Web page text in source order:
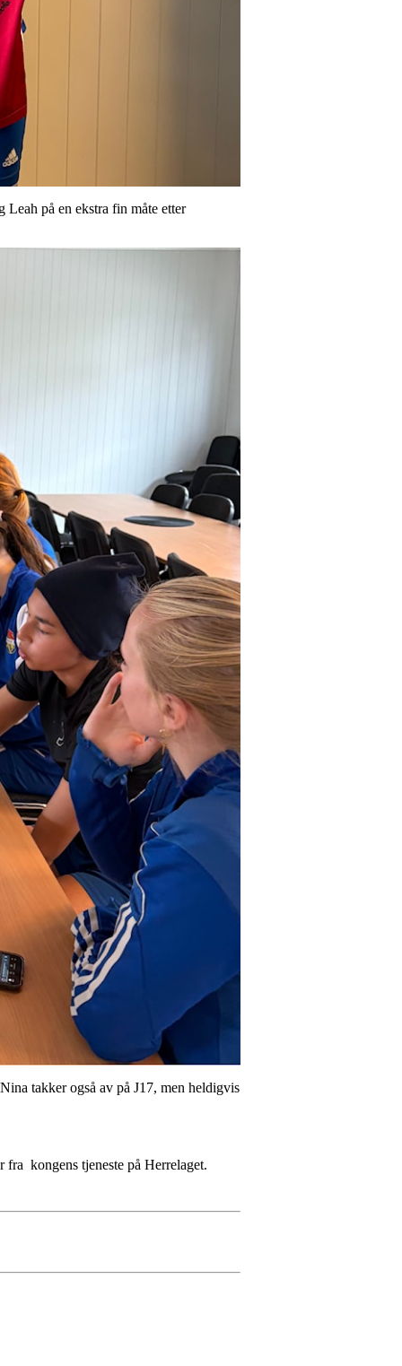
på en ekstra fin måte etter
takker også av på J17, men heldigvis
kongens tjeneste på Herrelaget.